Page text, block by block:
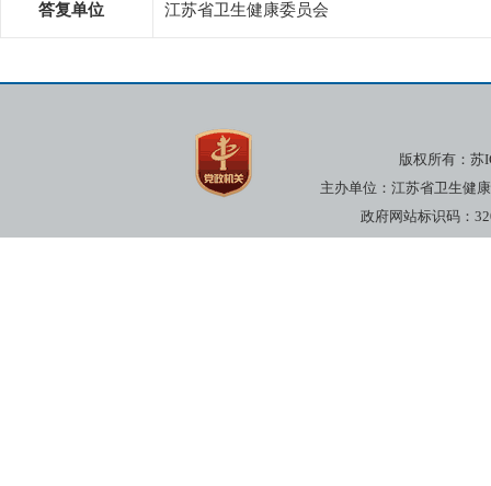
答复单位 江苏省卫生健康委员会
版权所有： 苏
主办单位：江苏省卫生健
政府网站标识码：